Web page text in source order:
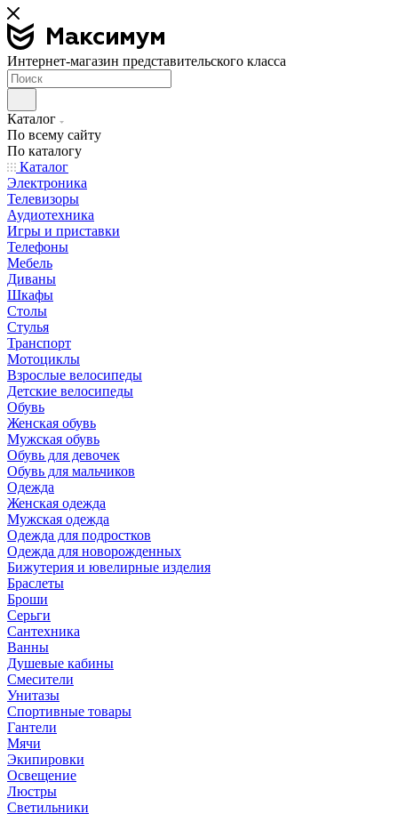
Интернет-магазин представительского класса
Каталог
По всему сайту
По каталогу
Каталог
Электроника
Телевизоры
Аудиотехника
Игры и приставки
Телефоны
Мебель
Диваны
Шкафы
Столы
Стулья
Транспорт
Мотоциклы
Взрослые велосипеды
Детские велосипеды
Обувь
Женская обувь
Мужская обувь
Обувь для девочек
Обувь для мальчиков
Одежда
Женская одежда
Мужская одежда
Одежда для подростков
Одежда для новорожденных
Бижутерия и ювелирные изделия
Браслеты
Броши
Серьги
Сантехника
Ванны
Душевые кабины
Смесители
Унитазы
Спортивные товары
Гантели
Мячи
Экипировки
Освещение
Люстры
Светильники